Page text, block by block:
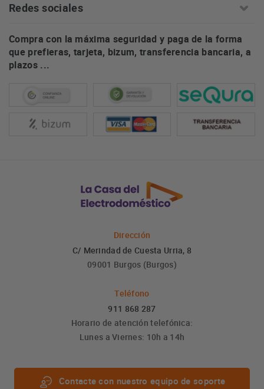
Redes sociales
Compra con la máxima seguridad y paga de la forma
que prefieras, tarjeta, bizum, transferencia bancaria, a
plazos ...
Dirección
C/ Merindad de Cuesta Urria, 8
09001 Burgos (Burgos)
Teléfono
911 868 287
Horario de atención telefónica:
Lunes a Viernes: 10h a 14h
Contacte con nuestro equipo de soporte